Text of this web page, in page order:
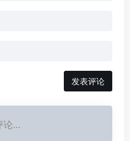
发表评论
论...